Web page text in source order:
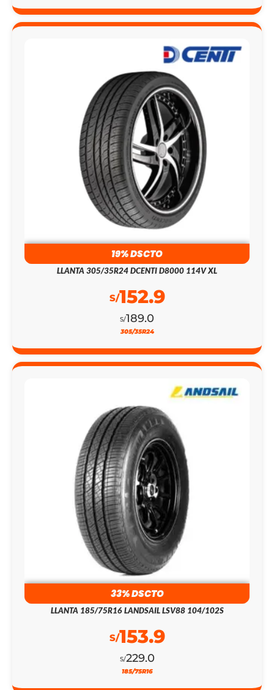
19% DSCTO
LLANTA 305/35R24 DCENTI D8000 114V XL
S/189.0
S/152.9
305/35R24
33% DSCTO
LLANTA 185/75R16 LANDSAIL LSV88 104/102S
S/229.0
S/153.9
185/75R16